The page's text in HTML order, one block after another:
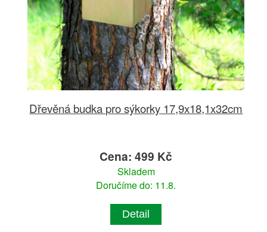
Dřevěná budka pro sýkorky 17,9x18,1x32cm
Cena: 499 Kč
Skladem
Doručíme do: 11.8.
Detail